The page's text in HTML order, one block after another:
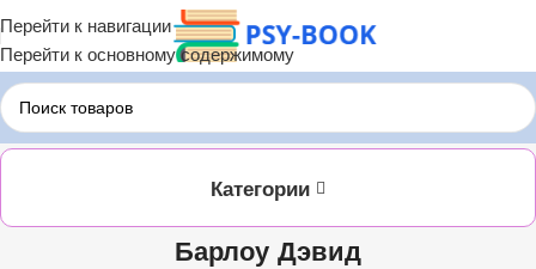
Перейти к навигации
Перейти к основному содержимому
Главная Барлоу Дэвид
Категории
Барлоу Дэвид